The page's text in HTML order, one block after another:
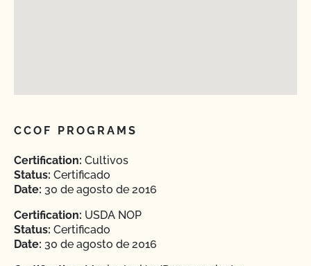
CCOF PROGRAMS
Certification: Cultivos
Status: Certificado
Date: 30 de agosto de 2016
Certification: USDA NOP
Status: Certificado
Date: 30 de agosto de 2016